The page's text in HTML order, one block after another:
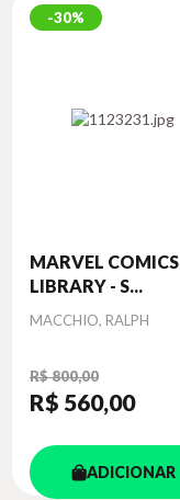
30%
MARVEL COMICS
LIBRARY - S...
Autor
MACCHIO, RALPH
R$ 800,00
R$ 560,00
ADICIONAR